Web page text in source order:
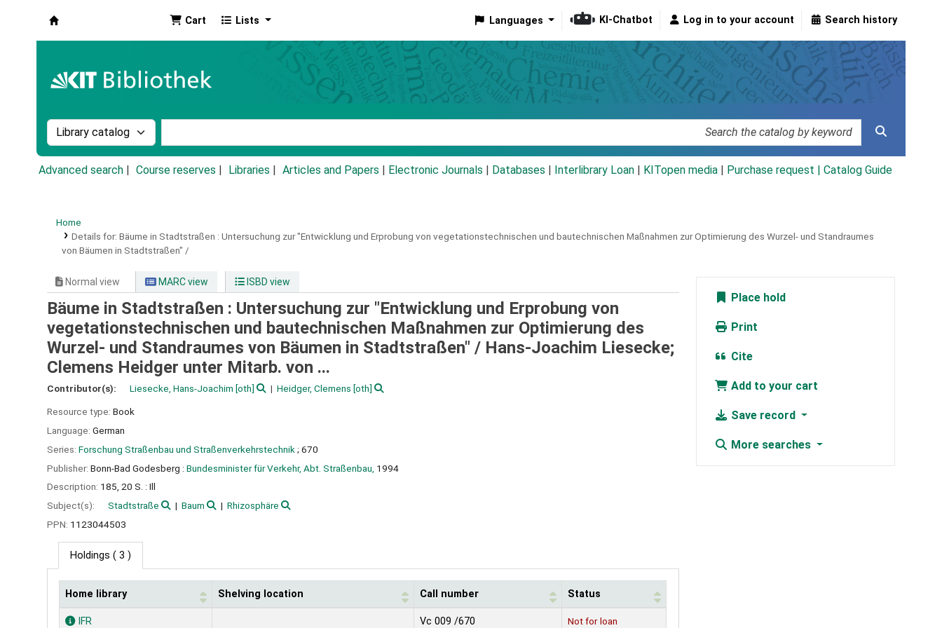
Cart Lists Languages KI-Chatbot Log in to your account Search history
Search the catalog by:
Advanced search Course reserves Libraries Articles and Papers Electronic Journals Databases Interlibrary Loan KITopen media Purchase request | Catalog Guide
Home
Details for: Bäume in Stadtstraßen : Untersuchung zur "Entwicklung und Erprobung von vegetationstechnischen und bautechnischen Maßnahmen zur Optimierung des Wurzel- und Standraumes
von Bäumen in Stadtstraßen" /
Normal view MARC view ISBD view
Bäume in Stadtstraßen : Untersuchung zur "Entwicklung und Erprobung von
vegetationstechnischen und bautechnischen Maßnahmen zur Optimierung des
Wurzel- und Standraumes von Bäumen in Stadtstraßen" / Hans-Joachim Liesecke;
Clemens Heidger unter Mitarb. von ...
Contributor(s): Liesecke, Hans-Joachim [oth] Heidger, Clemens [oth]
Resource type: Book
Language: German
Series: Forschung Straßenbau und Straßenverkehrstechnik ; 670
Publisher: Bonn-Bad Godesberg : Bundesminister für Verkehr, Abt. Straßenbau, 1994
Description: 185, 20 S. : Ill
Subject(s):
Stadtstraße Baum
Rhizosphäre
PPN: 1123044503
Holdings ( 3 )
Holdings
Home library Shelving location Call number Status
IFR Vc 009 /670 Not for loan
Place hold
Print
Cite
Add to your cart
Save record
More searches